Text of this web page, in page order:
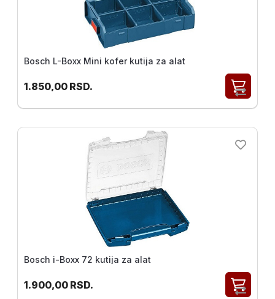
Bosch L-Boxx Mini kofer kutija za alat
1.850,00 RSD.
Bosch i-Boxx 72 kutija za alat
1.900,00 RSD.